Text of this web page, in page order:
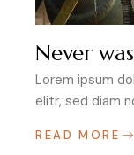
Never
Lorem ipsum
elitr, sed diam
READ MORE